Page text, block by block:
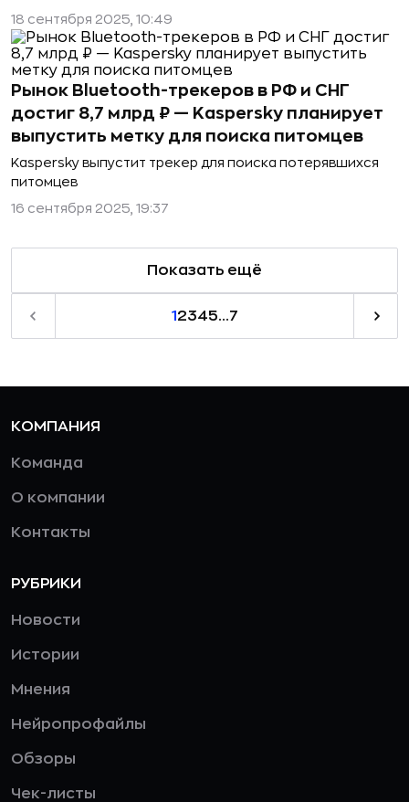
18 сентября 2025, 10:49
Рынок Bluetooth-трекеров в РФ и СНГ
достиг 8,7 млрд ₽ — Kaspersky планирует
выпустить метку для поиска питомцев
Kaspersky выпустит трекер для поиска потерявшихся
питомцев
16 сентября 2025, 19:37
Показать ещё
1 2345...7
КОМПАНИЯ
Команда
О компании
Контакты
РУБРИКИ
Новости
Истории
Мнения
Нейропрофайлы
Обзоры
Чек-листы